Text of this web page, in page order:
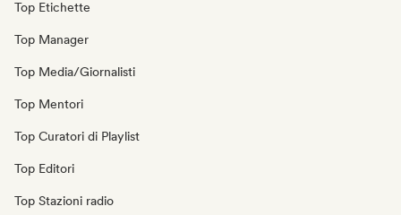
Top Etichette
Top Manager
Top Media/Giornalisti
Top Mentori
Top Curatori di Playlist
Top Editori
Top Stazioni radio